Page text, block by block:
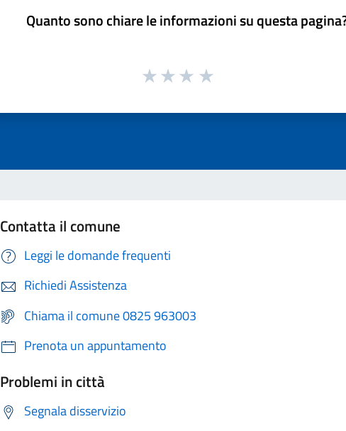
Quanto sono chiare le informazioni su questa
Contatta il comune
Leggi le domande frequenti
Richiedi Assistenza
Chiama il comune 0825 963003
Prenota un appuntamento
Problemi in città
Segnala disservizio